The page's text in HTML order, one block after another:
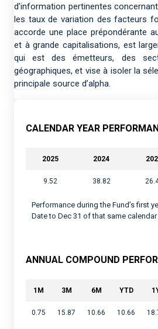
d’information pertinentes
les taux de variation des facteurs
accorde une place prépondérante
et à grande capitalisations, est
qui est des émetteurs, des
géographiques, et vise à isoler la
principale source d’alpha.
CALENDAR YEAR
2025 2024
9.52 38.82
Performance during the Fund’s first
Date to Dec 31 of that same calendar
ANNUAL COMPOUND
1M 3M 6M YTD
0.75 15.87 10.66 10.66